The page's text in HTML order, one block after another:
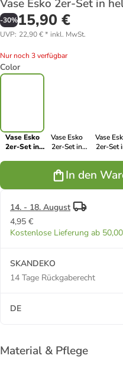
Vase Esko 2er-Set in
-30%15,90 €
UVP: 22,90 €* inkl. MwSt.
Nur noch 3 verfügbar
Color
Vase Esko
2er-Set in
Vase Esko
2er-Set in
Vase
2er-Set
In den
14. - 18. August
4,95 €
Kostenlose Lieferung ab
SKANDEKO
14 Tage Rückgaberecht
DE
Material & Pflege